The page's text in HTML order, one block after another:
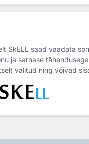
SkELL saad vaadata
ja sarnase
valitud ning võivad